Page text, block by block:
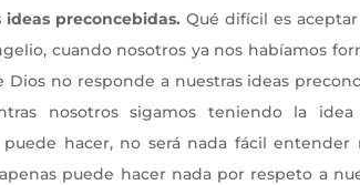
preconcebidas. Qué difícil es
cuando nosotros ya nos habíamos
Dios no responde a nuestras ideas
nosotros sigamos teniendo la
hacer, no será nada fácil entender
puede hacer nada por respeto a